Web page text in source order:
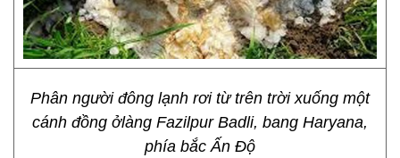
Phân người đông lạnh rơi từ trên trời xuống một
cánh đồng ởlàng Fazilpur Badli, bang Haryana,
phía bắc Ấn Độ